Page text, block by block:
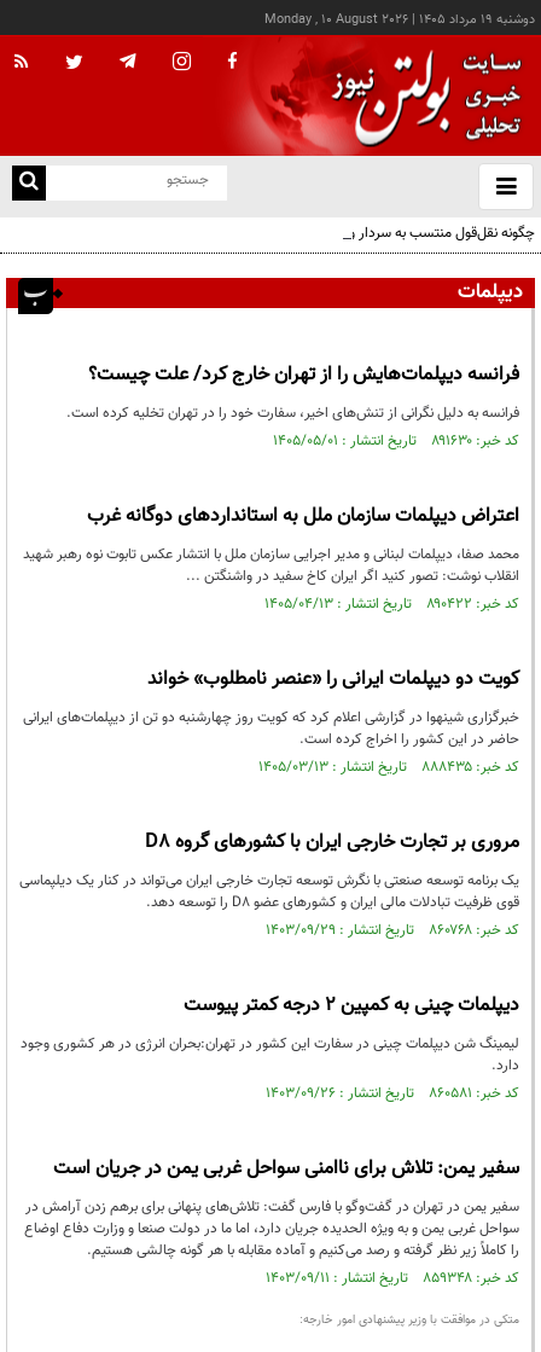
دوشنبه ۱۹ مرداد ۱۴۰۵ |
Monday , 10 August 2026
باز
و
چگونه نقل‌قول منتسب به سردار وحیدی از هند به سخنرانی نتانیاهو رسید؟
دیپلمات
فرانسه دیپلمات‌هایش را از تهران خارج کرد/ علت چیست؟
فرانسه به دلیل نگرانی از تنش‌های اخیر، سفارت خود را در تهران تخلیه کرده است.
کد خبر: ۸۹۱۶۳۰ تاریخ انتشار : ۱۴۰۵/۰۵/۰۱
اعتراض دیپلمات سازمان ملل به استانداردهای دوگانه غرب
محمد صفا، دیپلمات لبنانی و مدیر اجرایی سازمان ملل با انتشار عکس تابوت نوه‌ رهبر شهید
انقلاب نوشت: تصور کنید اگر ایران کاخ سفید در واشنگتن ...
کد خبر: ۸۹۰۴۲۲ تاریخ انتشار : ۱۴۰۵/۰۴/۱۳
کویت دو دیپلمات ایرانی را «عنصر نامطلوب» خواند
خبرگزاری شینهوا در گزارشی اعلام کرد که کویت روز چهارشنبه دو تن از دیپلمات‌های ایرانی
حاضر در این کشور را اخراج کرده است.
کد خبر: ۸۸۸۴۳۵ تاریخ انتشار : ۱۴۰۵/۰۳/۱۳
مروری بر تجارت خارجی ایران با کشورهای گروه D۸
یک برنامه توسعه صنعتی با نگرش توسعه تجارت خارجی ایران می‌تواند در کنار یک دیلپماسی
قوی ظرفیت تبادلات مالی ایران و کشورهای عضو D۸ را توسعه دهد.
کد خبر: ۸۶۰۷۶۸ تاریخ انتشار : ۱۴۰۳/۰۹/۲۹
دیپلمات چینی به کمپین ۲ درجه کمتر پیوست
لیمینگ شن دیپلمات چینی در سفارت این کشور در تهران:بحران انرژی در هر کشوری وجود
دارد.
کد خبر: ۸۶۰۵۸۱ تاریخ انتشار : ۱۴۰۳/۰۹/۲۶
سفیر یمن: تلاش‌ برای ناامنی سواحل غربی یمن در جریان است
سفیر یمن در تهران در گفت‌وگو با فارس گفت: تلاش‌های پنهانی برای برهم زدن آرامش در
سواحل غربی یمن و به ویژه الحدیده جریان دارد، اما ما در دولت صنعا و وزارت دفاع اوضاع
را کاملاً زیر نظر گرفته و رصد می‌کنیم و آماده مقابله با هر گونه چالشی هستیم.
کد خبر: ۸۵۹۳۴۸ تاریخ انتشار : ۱۴۰۳/۰۹/۱۱
متکی در موافقت با وزیر پیشنهادی امور خارجه: